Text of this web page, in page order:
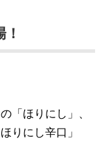
「ほりにし」、
りにし辛口」